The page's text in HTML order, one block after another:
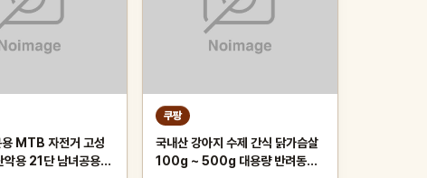
용 MTB 자전거 고성
악용 21단 남녀공용
쿠팡
국내산 강아지 수제 간식 닭가슴살
100g ~ 500g 대용량 반려동물